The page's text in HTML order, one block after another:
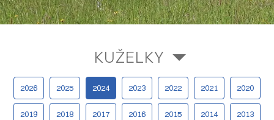
KUŽELKY
2026 2025 2024 2023 2022 2021 2020
2019 2018 2017 2016 2015 2014 2013